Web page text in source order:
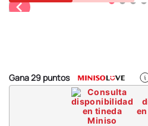
Gana29 puntos
5.
8.
bts